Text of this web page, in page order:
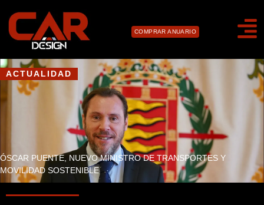
COMPRAR ANUARIO
ACTUALIDAD
ÓSCAR PUENTE, NUEVO MINISTRO DE TRANSPORTES Y
MOVILIDAD SOSTENIBLE